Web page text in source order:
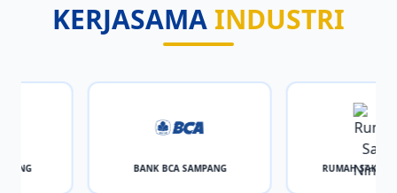
KERJASAMA INDUSTRI
BANK BCA SAMPANG RUMAH SAKIT